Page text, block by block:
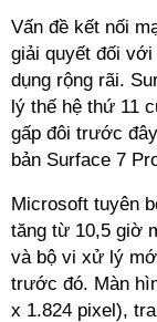
Vấn đề kết nối
giải quyết đối
dụng rộng rãi.
lý thế hệ thứ 11
gấp đôi trước
bản Surface 7
Microsoft tuyên
tăng từ 10,5 giờ
và bộ vi xử lý
trước đó. Màn
x 1.824 pixel),